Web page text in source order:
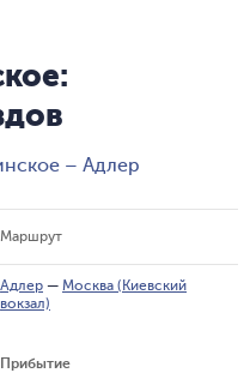
– Адлер
Маршрут
Адлер — Москва (Киевский
вокзал)
Прибытие